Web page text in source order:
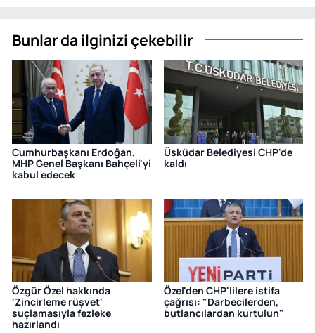
Bunlar da ilginizi çekebilir
Cumhurbaşkanı Erdoğan,
MHP Genel Başkanı Bahçeli'yi
kabul edecek
Üsküdar Belediyesi CHP'de
kaldı
Özgür Özel hakkında
'Zincirleme rüşvet'
suçlamasıyla fezleke
hazırlandı
Özel'den CHP'lilere istifa
çağrısı: "Darbecilerden,
butlancılardan kurtulun"